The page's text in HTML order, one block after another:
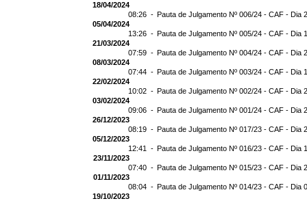
18/04/2024
08:26 - Pauta de Julgamento Nº 006/24 - CAF - Dia
05/04/2024
13:26 - Pauta de Julgamento Nº 005/24 - CAF - Dia
21/03/2024
07:59 - Pauta de Julgamento Nº 004/24 - CAF - Dia
08/03/2024
07:44 - Pauta de Julgamento Nº 003/24 - CAF - Dia
22/02/2024
10:02 - Pauta de Julgamento Nº 002/24 - CAF - Dia
03/02/2024
09:06 - Pauta de Julgamento Nº 001/24 - CAF - Dia
26/12/2023
08:19 - Pauta de Julgamento Nº 017/23 - CAF - Dia
05/12/2023
12:41 - Pauta de Julgamento Nº 016/23 - CAF - Dia
23/11/2023
07:40 - Pauta de Julgamento Nº 015/23 - CAF - Dia
01/11/2023
08:04 - Pauta de Julgamento Nº 014/23 - CAF - Dia
19/10/2023